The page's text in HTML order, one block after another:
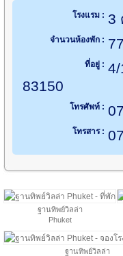
โรงแรม : 3
จำนวนห้องพัก :
ที่อยู่ :
83150
โทรศัพท์ :
โทรสาร :
ฐานทิพย์วิลล่า
Phuket
ฐานทิพย์วิลล่า